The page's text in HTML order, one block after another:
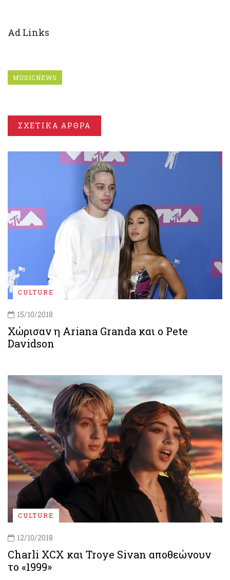
Ad Links
MUSICNEWS
ΣΧΕΤΙΚΑ ΑΡΘΡΑ
CULTURE
15/10/2018
Χώρισαν η Ariana Granda και ο Pete
Davidson
CULTURE
12/10/2018
Charli XCX και Troye Sivan αποθεώνουν
το «1999»